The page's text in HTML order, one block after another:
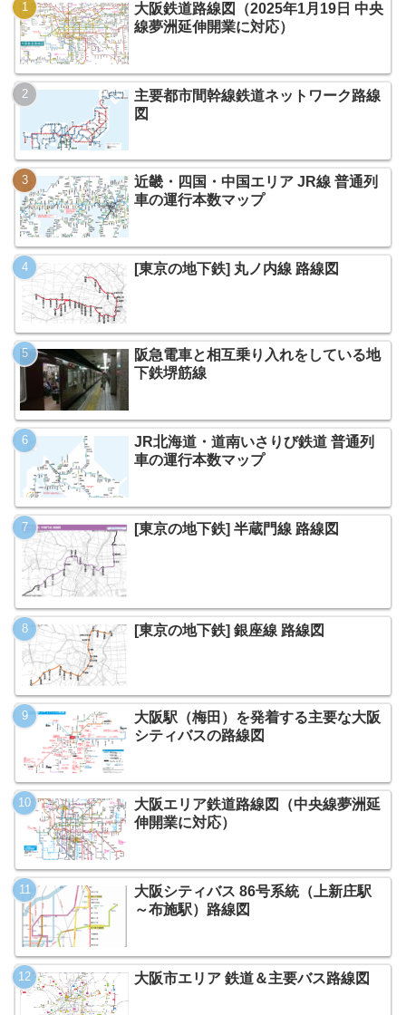
大阪鉄道路線図（2025年1月19日 中央
線夢洲延伸開業に対応）
主要都市間幹線鉄道ネットワーク路線
図
近畿・四国・中国エリア JR線 普通列
車の運行本数マップ
[東京の地下鉄] 丸ノ内線 路線図
阪急電車と相互乗り入れをしている地
下鉄堺筋線
JR北海道・道南いさりび鉄道 普通列
車の運行本数マップ
[東京の地下鉄] 半蔵門線 路線図
[東京の地下鉄] 銀座線 路線図
大阪駅（梅田）を発着する主要な大阪
シティバスの路線図
大阪エリア鉄道路線図（中央線夢洲延
伸開業に対応）
大阪シティバス 86号系統（上新庄駅
～布施駅）路線図
大阪市エリア 鉄道＆主要バス路線図